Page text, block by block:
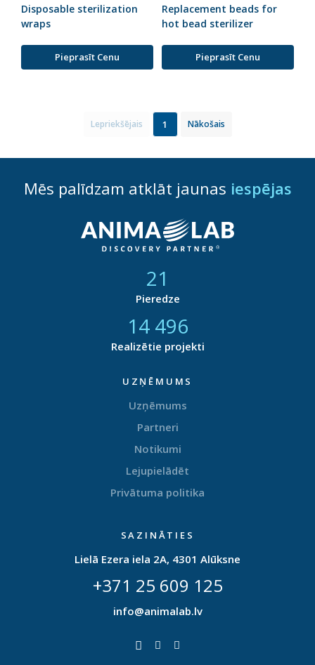
Disposable sterilization
wraps
Pieprasīt Cenu
Replacement beads for
hot bead sterilizer
Pieprasīt Cenu
Lepriekšējais 1 Nākošais
Mēs palīdzam atklāt jaunas iespējas
21
Pieredze
14 877
Realizētie projekti
UZŅĒMUMS
Uzņēmums
Partneri
Notikumi
Lejupielādēt
Privātuma politika
SAZINĀTIES
Lielā Ezera iela 2A, 4301 Alūksne
+371 25 609 125
info@animalab.lv